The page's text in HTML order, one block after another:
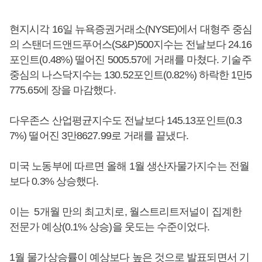
현지시각 16일 뉴욕증권거래소(NYSE)에서 대형주 중심
의 스탠더드앤드푸어스(S&P)500지수는 전날보다 24.16
포인트(0.48%) 떨어진 5005.57에 거래를 마쳤다. 기술주
중심의 나스닥지수는 130.52포인트(0.82%) 하락한 1만5
775.65에 장을 마감했다.
다우존스 산업평균지수도 전날보다 145.13포인트(0.3
7%) 떨어진 3만8627.99로 거래를 끝냈다.
미국 노동부에 따르면 올해 1월 생산자물가지수는 전월
보다 0.3% 상승했다.
이는 5개월 만의 최고치로, 월스트리트저널이 집계한
전문가 예상(0.1% 상승)을 웃도는 수준이었다.
1월 물가상승률이 예상보다 높은 것으로 발표되면서 기